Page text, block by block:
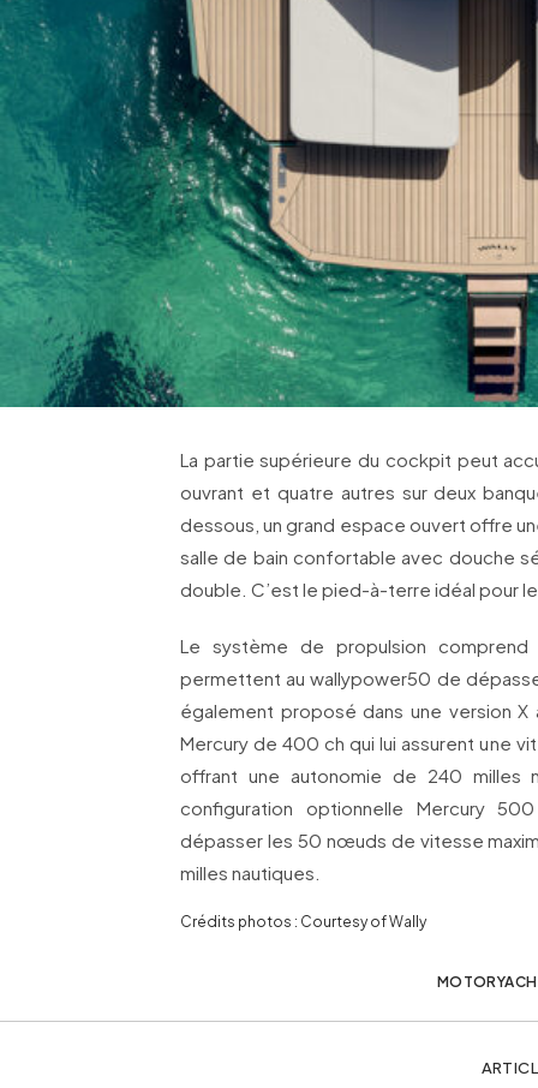
La partie supérieure du cockpit peut
ouvrant et quatre autres sur deux
dessous, un grand espace ouvert offre
salle de bain confortable avec douche
double. C’est le pied-à-terre idéal pour
Le système de propulsion
permettent au wallypower50 de
également proposé dans une version
Mercury de 400 ch qui lui assurent une
offrant une autonomie de 240 milles
configuration optionnelle Mercury
dépasser les 50 nœuds de vitesse
milles nautiques.
Crédits photos : Courtesy of Wally